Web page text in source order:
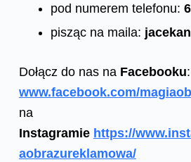
pod numerem telefonu:
pisząc na maila:
Dołącz do nas na Facebooku:
www.facebook.com/
na
Instagramie https://
aobrazureklamowa/